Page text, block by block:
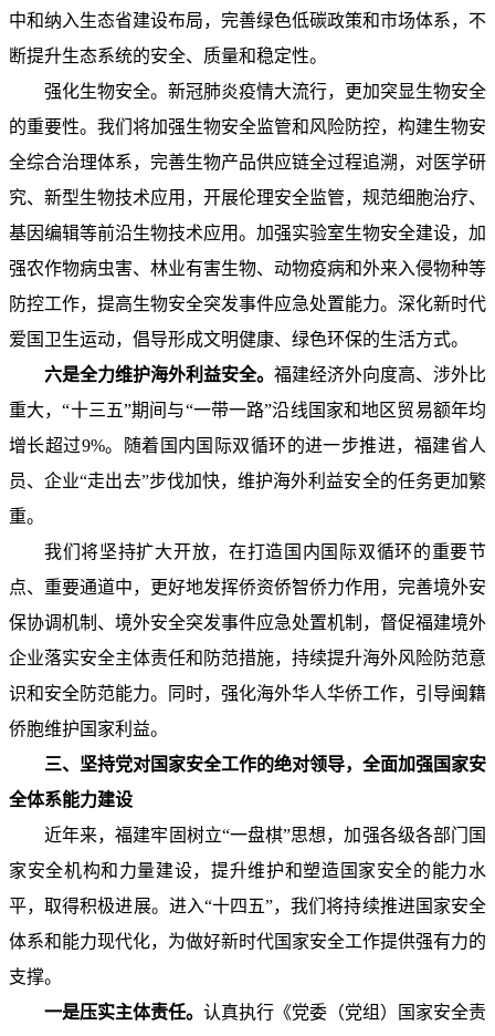
中和纳入生态省建设布局，完善绿色低碳政策和市场体系，不
断提升生态系统的安全、质量和稳定性。
强化生物安全。新冠肺炎疫情大流行，更加突显生物安全
的重要性。我们将加强生物安全监管和风险防控，构建生物安
全综合治理体系，完善生物产品供应链全过程追溯，对医学研
究、新型生物技术应用，开展伦理安全监管，规范细胞治疗、
基因编辑等前沿生物技术应用。加强实验室生物安全建设，加
强农作物病虫害、林业有害生物、动物疫病和外来入侵物种等
防控工作，提高生物安全突发事件应急处置能力。深化新时代
爱国卫生运动，倡导形成文明健康、绿色环保的生活方式。
六是全力维护海外利益安全。 福建经济外向度高、涉外比
重大，“十三五”期间与“一带一路”沿线国家和地区贸易额年均
增长超过9%。随着国内国际双循环的进一步推进，福建省人
员、企业“走出去”步伐加快，维护海外利益安全的任务更加繁
重。
我们将坚持扩大开放，在打造国内国际双循环的重要节
点、重要通道中，更好地发挥侨资侨智侨力作用，完善境外安
保协调机制、境外安全突发事件应急处置机制，督促福建境外
企业落实安全主体责任和防范措施，持续提升海外风险防范意
识和安全防范能力。同时，强化海外华人华侨工作，引导闽籍
侨胞维护国家利益。
三、坚持党对国家安全工作的绝对领导，全面加强国家安
全体系能力建设
近年来，福建牢固树立“一盘棋”思想，加强各级各部门国
家安全机构和力量建设，提升维护和塑造国家安全的能力水
平，取得积极进展。进入“十四五”，我们将持续推进国家安全
体系和能力现代化，为做好新时代国家安全工作提供强有力的
支撑。
一是压实主体责任。 认真执行《党委（党组）国家安全责